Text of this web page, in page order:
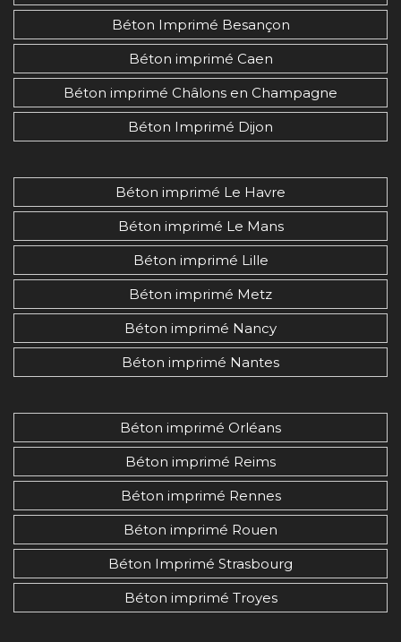
Béton Imprimé Besançon
Béton imprimé Caen
Béton imprimé Châlons en Champagne
Béton Imprimé Dijon
Béton imprimé Le Havre
Béton imprimé Le Mans
Béton imprimé Lille
Béton imprimé Metz
Béton imprimé Nancy
Béton imprimé Nantes
Béton imprimé Orléans
Béton imprimé Reims
Béton imprimé Rennes
Béton imprimé Rouen
Béton Imprimé Strasbourg
Béton imprimé Troyes